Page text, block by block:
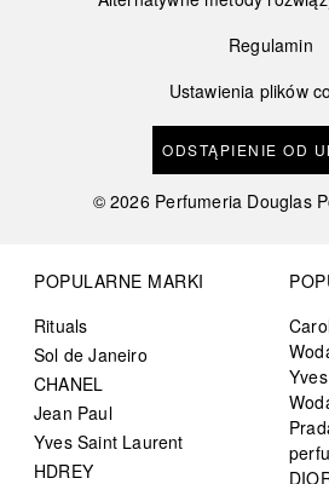
Regulamin
Ustawienia plików
ODSTĄPIENIE OD
©2026 Perfumeria Douglas
POPULARNE MARKI
Rituals
Sol de Janeiro
CHANEL
Jean Paul
Yves Saint Laurent
HDREY